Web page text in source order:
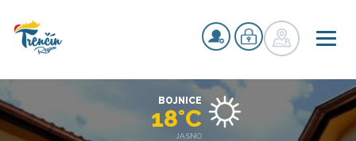
BOJNICE
18°C
JASNO